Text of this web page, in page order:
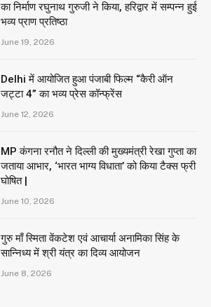
का निर्माण रघुनाथ गुरुजी ने किया, हरिद्वार में सम्पन्न हुई
भव्य प्राण प्रतिष्ठा
June 19, 2026
Delhi में आयोजित हुआ पंजाबी फिल्म “कैरी ऑन
जट्टा 4” का भव्य प्रेस कॉन्फ्रेंस
June 12, 2026
MP कंगना रनौत ने दिल्ली की मुख्यमंत्री रेखा गुप्ता का
जताया आभार, ‘भारत भाग्य विधाता’ को किया टैक्स फ्री
घोषित |
June 10, 2026
गुरु माँ स्मिता वेंकटेश एवं आचार्या अनामिका सिंह के
सान्निध्य में श्री यंत्र का दिव्य आयोजन
June 8, 2026